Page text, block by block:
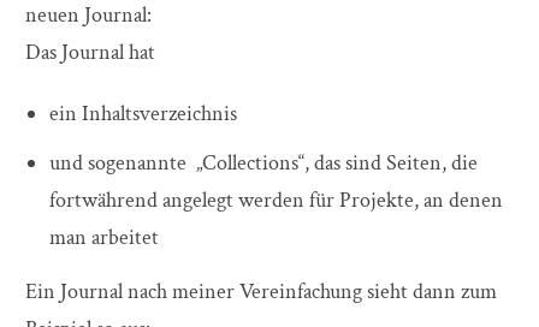
neuen Journal:
Das Journal hat
ein Inhaltsverzeichnis
und sogenannte „Collections“, das sind Seiten, die
fortwährend angelegt werden für Projekte, an denen
man arbeitet
Ein Journal nach meiner Vereinfachung sieht dann zum